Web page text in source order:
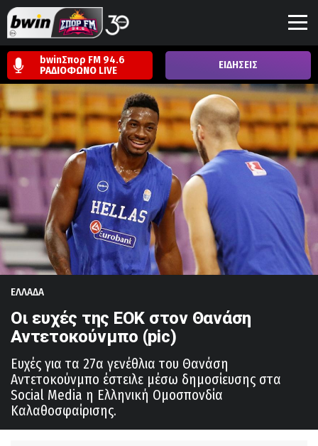
bwinΣπορ FM 94.6
ΡΑΔΙΟΦΩΝΟ LIVE ΕΙΔΗΣΕΙΣ
ΕΛΛΑΔΑ
Οι ευχές της ΕΟΚ στον Θανάση
Αντετοκούνμπο (pic)
Ευχές για τα 27α γενέθλια του Θανάση
Αντετοκούνμπο έστειλε μέσω δημοσίευσης στα
Social Media η Ελληνική Ομοσπονδία
Καλαθοσφαίρισης.